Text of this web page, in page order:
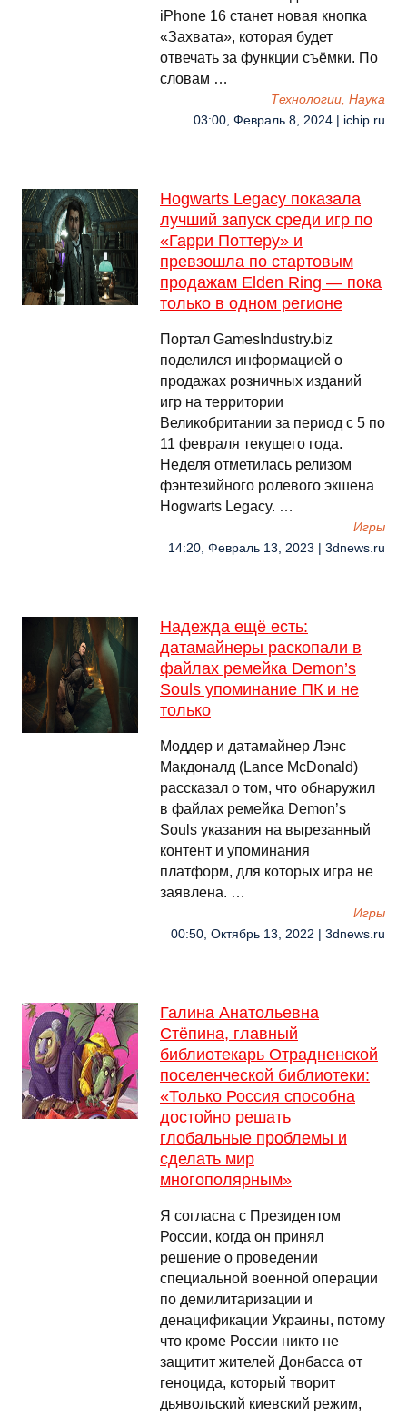
iPhone 16 станет новая кнопка
«Захвата», которая будет
отвечать за функции съёмки. По
словам …
Технологии, Наука
03:00, Февраль 8, 2024 | ichip.ru
Hogwarts Legacy показала
лучший запуск среди игр по
«Гарри Поттеру» и
превзошла по стартовым
продажам Elden Ring — пока
только в одном регионе
Портал GamesIndustry.biz
поделился информацией о
продажах розничных изданий
игр на территории
Великобритании за период с 5 по
11 февраля текущего года.
Неделя отметилась релизом
фэнтезийного ролевого экшена
Hogwarts Legacy. …
Игры
14:20, Февраль 13, 2023 | 3dnews.ru
Надежда ещё есть:
датамайнеры раскопали в
файлах ремейка Demon’s
Souls упоминание ПК и не
только
Моддер и датамайнер Лэнс
Макдоналд (Lance McDonald)
рассказал о том, что обнаружил
в файлах ремейка Demon’s
Souls указания на вырезанный
контент и упоминания
платформ, для которых игра не
заявлена. …
Игры
00:50, Октябрь 13, 2022 | 3dnews.ru
Галина Анатольевна
Стёпина, главный
библиотекарь Отрадненской
поселенческой библиотеки:
«Только Россия способна
достойно решать
глобальные проблемы и
сделать мир
многополярным»
Я согласна с Президентом
России, когда он принял
решение о проведении
специальной военной операции
по демилитаризации и
денацификации Украины, потому
что кроме России никто не
защитит жителей Донбасса от
геноцида, который творит
дьявольский киевский режим,